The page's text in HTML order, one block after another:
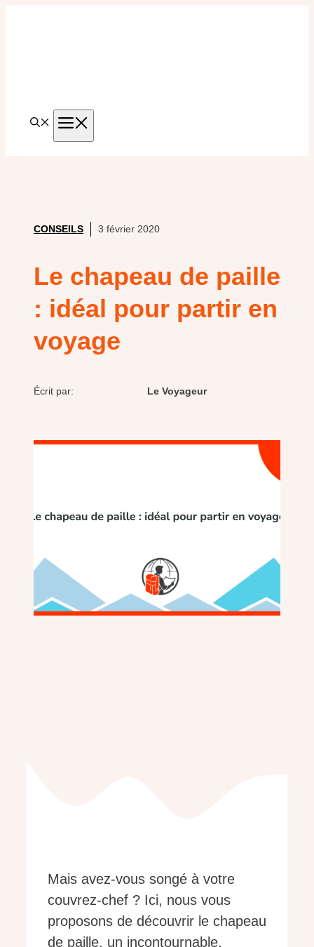
CONSEILS 3 février 2020
Le chapeau de paille
: idéal pour partir en
voyage
Écrit par: Le Voyageur
Mais avez-vous songé à votre
couvrez-chef ? Ici, nous vous
proposons de découvrir le chapeau
de paille, un incontournable.